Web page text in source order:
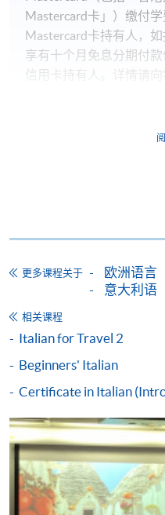
Mastercard卡」）缴付
Mastercard卡持有人，
享有十个月免息分期付
信用卡持有人。详情请
大部份公开招生的课程
别学历颁授课程提供网
员亦可以微信支付（
参阅报名办法 -网上报名
注意事项:
如报读课程将在五个工
名程序，建议申请人亲
除由学院裁定的特殊
而取消）之外，一切
准退还款项，以现金、
支票或缴费灵（只限网
更多课程关于
欧洲语言
意大利语
相关课程
Italian for Travel 2
Beginners' Italian
Certificate in Italian